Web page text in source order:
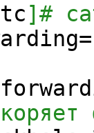
] #